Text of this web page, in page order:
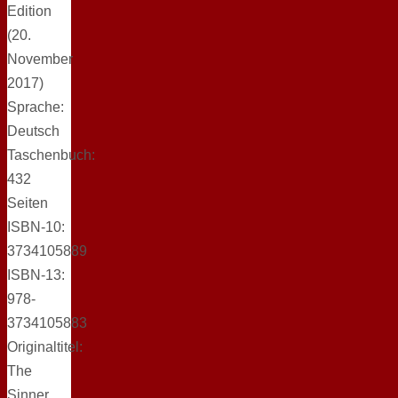
Edition
(20.
November
2017)
Sprache:
Deutsch
Taschenbuch:
432
Seiten
ISBN-10:
3734105889
ISBN-13:
978-
3734105883
Originaltitel:
The
Sinner